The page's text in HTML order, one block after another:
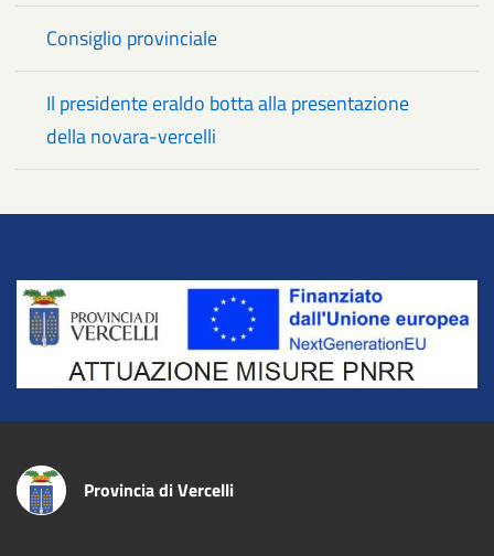
Consiglio provinciale
Il presidente eraldo botta alla presentazione
della novara-vercelli
Title
Provincia di Vercelli